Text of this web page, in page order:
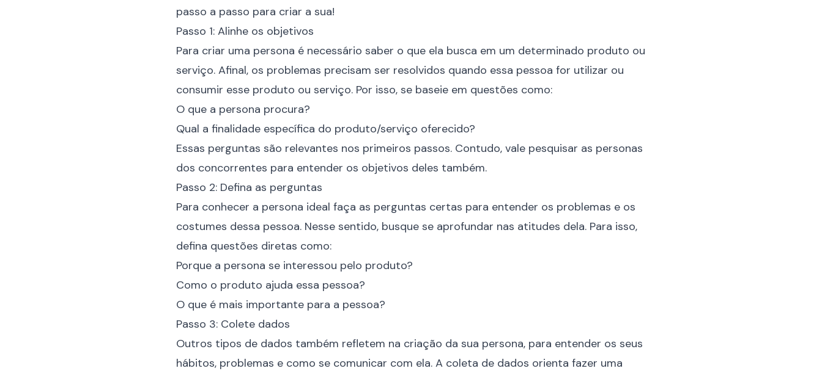
passo a passo para criar a sua!
Passo 1: Alinhe os objetivos
Para criar uma persona é necessário saber o que ela busca em um determinado produto ou
serviço. Afinal, os problemas precisam ser resolvidos quando essa pessoa for utilizar ou
consumir esse produto ou serviço. Por isso, se baseie em questões como:
O que a persona procura?
Qual a finalidade específica do produto/serviço oferecido?
Essas perguntas são relevantes nos primeiros passos. Contudo, vale pesquisar as personas
dos concorrentes para entender os objetivos deles também.
Passo 2: Defina as perguntas
Para conhecer a persona ideal faça as perguntas certas para entender os problemas e os
costumes dessa pessoa. Nesse sentido, busque se aprofundar nas atitudes dela. Para isso,
defina questões diretas como:
Porque a persona se interessou pelo produto?
Como o produto ajuda essa pessoa?
O que é mais importante para a pessoa?
Passo 3: Colete dados
Outros tipos de dados também refletem na criação da sua persona, para entender os seus
hábitos, problemas e como se comunicar com ela. A coleta de dados orienta fazer uma